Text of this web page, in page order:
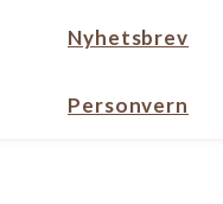
Nyhetsbrev
Personvern